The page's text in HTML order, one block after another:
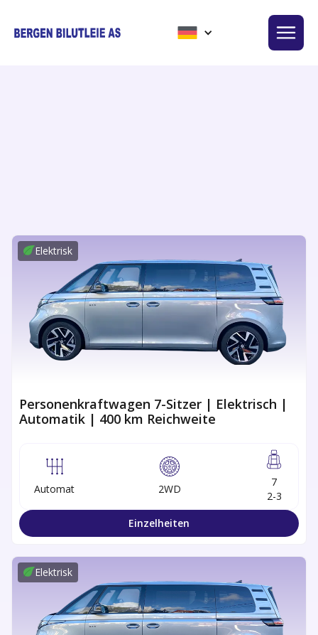
Elektrisk
Personenkraftwagen 7-Sitzer | Elektrisch |
Automatik | 400 km Reichweite
Automat 2WD
7
2-3
Einzelheiten
Elektrisk